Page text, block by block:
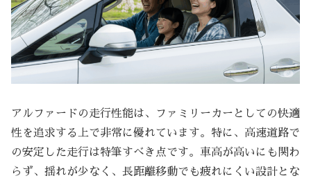
アルファードの走行性能は、ファミリーカーとしての快適
性を追求する上で非常に優れています。特に、高速道路で
の安定した走行は特筆すべき点です。車高が高いにも関わ
らず、揺れが少なく、長距離移動でも疲れにくい設計とな